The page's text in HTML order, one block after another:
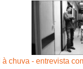
à chuva - entrevista